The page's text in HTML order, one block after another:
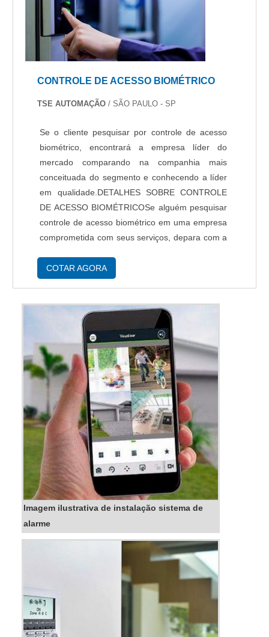
CONTROLE DE ACESSO BIOMÉTRICO
TSE AUTOMAÇÃO/ SÃO PAULO - SP
Se o cliente pesquisar por controle de acesso
biométrico, encontrará a empresa líder do
mercado comparando na companhia mais
conceituada do segmento e conhecendo a líder
em qualidade.DETALHES SOBRE CONTROLE
DE ACESSO BIOMÉTRICOSe alguém pesquisar
controle de acesso biométrico em uma empresa
comprometida com seus serviços, depara com a
serviço de manutenção de catraca de acesso e
COTAR AGORA
Imagem ilustrativa de instalação sistema de
alarme